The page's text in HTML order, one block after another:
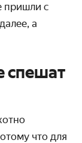
пришли с
а
спешат
что для